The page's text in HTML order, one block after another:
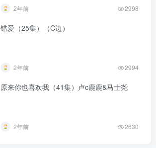
2年前 2998
错爱（25集）（C边）
2年前 2994
原来你也喜欢我（41集）卢c鹿鹿&马士尧
2年前 2630